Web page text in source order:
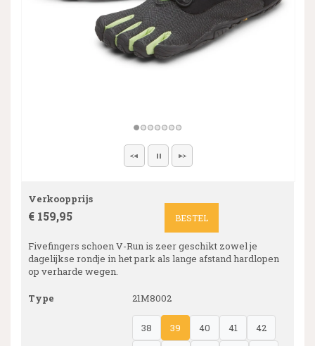
Verkoopprijs
€ 159,95 BESTEL
Fivefingers schoen V-Run is zeer geschikt zowel je
dagelijkse rondje in het park als lange afstand hardlopen
op verharde wegen.
Type 21M8002
38 39 40 41
42